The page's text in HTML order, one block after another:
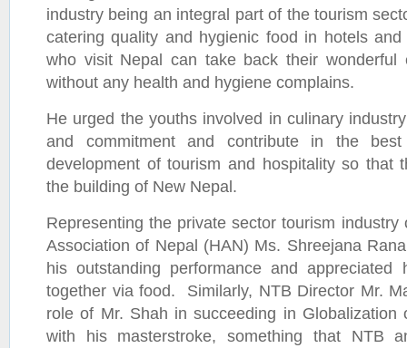
industry being an integral part of the tourism
catering quality and hygienic food in hotels
who visit Nepal can take back their wonderful
without any health and hygiene complains.
He urged the youths involved in culinary
and commitment and contribute in the
development of tourism and hospitality so that
the building of New Nepal.
Representing the private sector tourism
Association of Nepal (HAN) Ms. Shreejana
his outstanding performance and
together via food. Similarly, NTB Director Mr.
role of Mr. Shah in succeeding in Globalization
with his masterstroke, something that NTB